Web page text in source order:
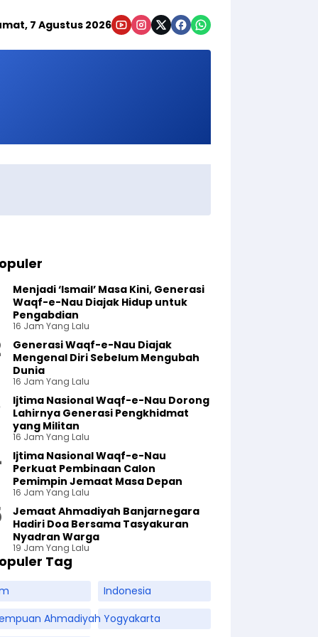
7 Agustus 2026
Menjadi ‘Ismail’ Masa Kini, Generasi
Waqf-e-Nau Diajak Hidup untuk
Pengabdian
16 Jam Yang Lalu
Generasi Waqf-e-Nau Diajak
Mengenal Diri Sebelum Mengubah
Dunia
16 Jam Yang Lalu
Ijtima Nasional Waqf-e-Nau Dorong
Lahirnya Generasi Pengkhidmat
yang Militan
16 Jam Yang Lalu
Ijtima Nasional Waqf-e-Nau
Perkuat Pembinaan Calon
Pemimpin Jemaat Masa Depan
16 Jam Yang Lalu
Jemaat Ahmadiyah Banjarnegara
Hadiri Doa Bersama Tasyakuran
Nyadran Warga
19 Jam Yang Lalu
Tag
Indonesia
Ahmadiyah Yogyakarta